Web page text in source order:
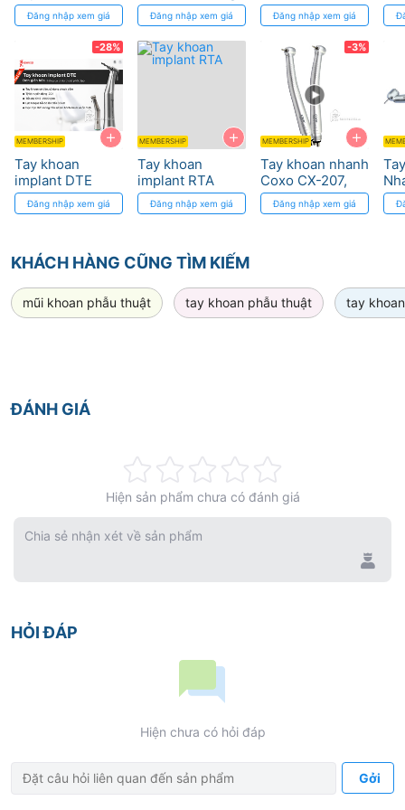
giữa điều bình thường và phi thường
TAY KHOAN PHẪU THUẬT SIÊU TỐC – AIRLIGHT
M800 SURGICAL 45
đèn CX235C6
(C6-22)
Đăng nhập xem giá
+
-28%
MEMBERSHIP
Tay khoan
implant DTE
Đăng nhập xem giá
có đèn S-2CS
Đăng nhập xem giá
+
MEMBERSHIP
Tay khoan
implant RTA
Đăng nhập xem giá
Clean 550ml,
tiêu chuẩn FDA
Đăng nhập xem giá
+
-3%
MEMBERSHIP
Tay khoan nhanh
Coxo CX-207,
Ceramic công
nghệ Đức
Đăng nhập xem giá
4
và
KHÁCH HÀNG CŨNG TÌM KIẾM
mũi khoan phẫu thuật tay khoan phẫu thuật tay
ĐÁNH GIÁ
0%
Hiện sản phẩm chưa có đánh giá
Chia sẻ nhận xét về sản phẩm
HỎI ĐÁP
Hiện chưa có hỏi đáp
Gởi